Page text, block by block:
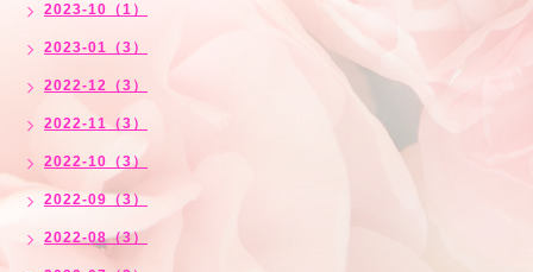
2023-10（1）
2023-01（3）
2022-12（3）
2022-11（3）
2022-10（3）
2022-09（3）
2022-08（3）